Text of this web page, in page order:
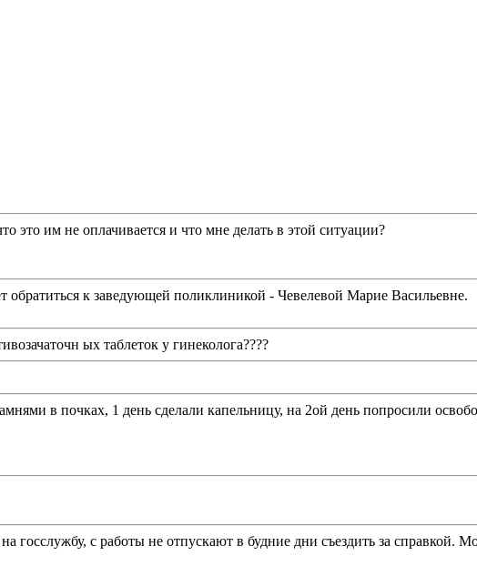
это им не оплачивается и что мне делать в этой ситуации?
к заведующей поликлиникой - Чевелевой Марие Васильевне.
ых таблеток у гинеколога????
в почках, 1 день сделали капельницу, на 2ой день попросили
с работы не отпускают в будние дни съездить за справкой.